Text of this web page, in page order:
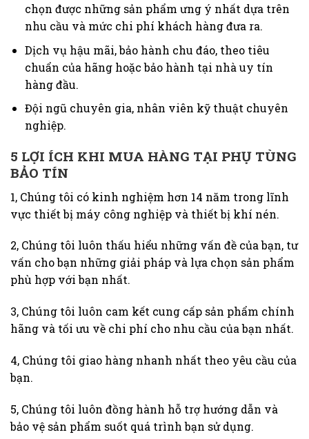
chọn được những sản phẩm ưng ý nhất dựa trên
nhu cầu và mức chi phí khách hàng đưa ra.
Dịch vụ hậu mãi, bảo hành chu đáo, theo tiêu
chuẩn của hãng hoặc bảo hành tại nhà uy tín
hàng đầu.
Đội ngũ chuyên gia, nhân viên kỹ thuật chuyên
nghiệp.
5 LỢI ÍCH KHI MUA HÀNG TẠI PHỤ TÙNG
BẢO TÍN
1, Chúng tôi có kinh nghiệm hơn 14 năm trong lĩnh
vực thiết bị máy công nghiệp và thiết bị khí nén.
2, Chúng tôi luôn thấu hiểu những vấn đề của bạn, tư
vấn cho bạn những giải pháp và lựa chọn sản phẩm
phù hợp với bạn nhất.
3, Chúng tôi luôn cam kết cung cấp sản phẩm chính
hãng và tối ưu về chi phí cho nhu cầu của bạn nhất.
4, Chúng tôi giao hàng nhanh nhất theo yêu cầu của
bạn.
5, Chúng tôi luôn đồng hành hỗ trợ hướng dẫn và
bảo vệ sản phẩm suốt quá trình bạn sử dụng.